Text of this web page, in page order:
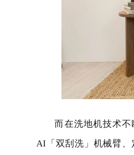
而在洗地机技术不
AI「双刮洗」机械臂